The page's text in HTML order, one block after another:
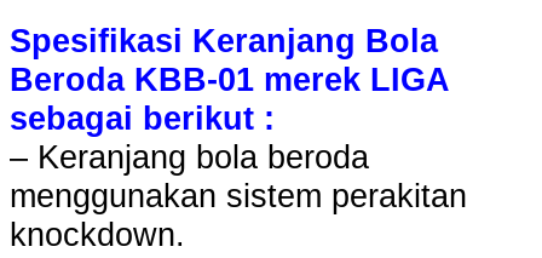
Spesifikasi Keranjang Bola
Beroda KBB-01 merek LIGA
sebagai berikut :
– Keranjang bola beroda
menggunakan sistem perakitan
knockdown.